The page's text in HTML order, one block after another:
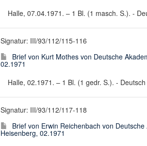
Halle, 07.04.1971. – 1 Bl. (1 masch. S.). -
Signatur: III/93/112/115-116
Brief von Kurt Mothes von Deutsche
02.1971
Halle, 02.1971. – 1 Bl. (1 gedr. S.). -
Signatur: III/93/112/117-118
Brief von Erwin Reichenbach von
Heisenberg, 02.1971